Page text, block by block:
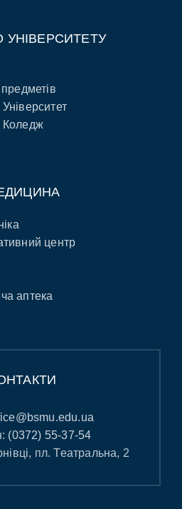
УНІВЕРСИТЕТУ
Коледж
центр
аптека
(0372) 55-37-54
пл. Театральна, 2